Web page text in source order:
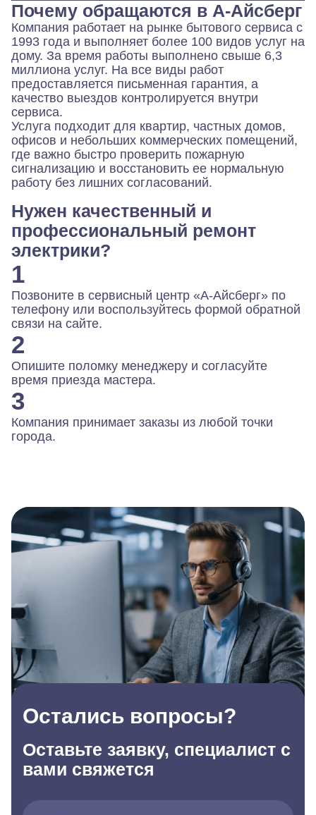
Почему обращаются в А-Айсберг
Компания работает на рынке бытового сервиса с
1993 года и выполняет более 100 видов услуг на
дому. За время работы выполнено свыше 6,3
миллиона услуг. На все виды работ
предоставляется письменная гарантия, а
качество выездов контролируется внутри
сервиса.
Услуга подходит для квартир, частных домов,
офисов и небольших коммерческих помещений,
где важно быстро проверить пожарную
сигнализацию и восстановить ее нормальную
работу без лишних согласований.
Нужен качественный и
профессиональный ремонт
электрики?
1
Позвоните в сервисный центр «А-Айсберг» по
телефону или воспользуйтесь формой обратной
связи на сайте.
2
Опишите поломку менеджеру и согласуйте
время приезда мастера.
3
Компания принимает заказы из любой точки
города.
Остались вопросы?
Оставьте заявку, специалист с
вами свяжется